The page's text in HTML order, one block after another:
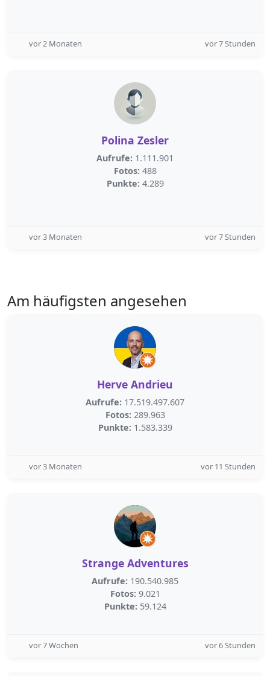
vor 2 Monaten vor 7 Stunden
Polina Zesler
Aufrufe: 1.111.901
Fotos: 488
Punkte: 4.289
vor 3 Monaten vor 7 Stunden
Am häufigsten angesehen
Herve Andrieu
Aufrufe: 17.519.497.607
Fotos: 289.963
Punkte: 1.583.339
vor 3 Monaten vor 11 Stunden
Strange Adventures
Aufrufe: 190.540.985
Fotos: 9.021
Punkte: 59.124
vor 7 Wochen vor 6 Stunden